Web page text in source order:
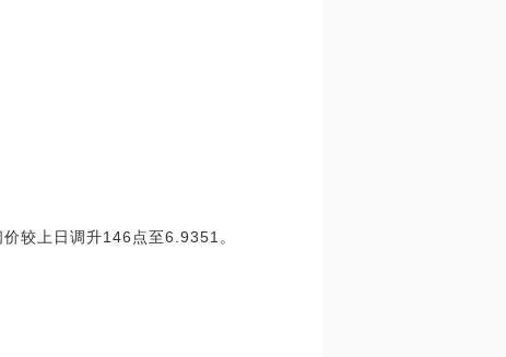
较上日调升146点至6.9351。